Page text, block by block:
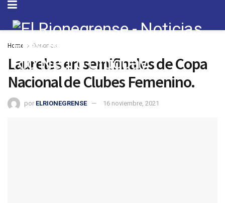
Home Deportes
Laureles en semifinales de Copa
Nacional de Clubes Femenino.
por ELRIONEGRENSE 16 noviembre, 2021